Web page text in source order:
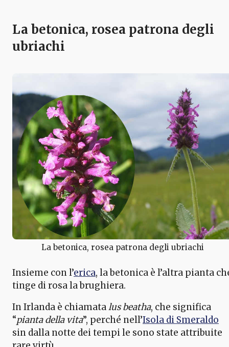
La betonica, rosea patrona degli
ubriachi
La betonica, rosea patrona degli ubriachi
Insieme con l’erica, la betonica è l’altra pianta
tinge di rosa la brughiera.
In Irlanda è chiamatalus beatha, che significa
“pianta della vita”, perché nell’Isola di Smeraldo
sin dalla notte dei tempi le sono state attribuite